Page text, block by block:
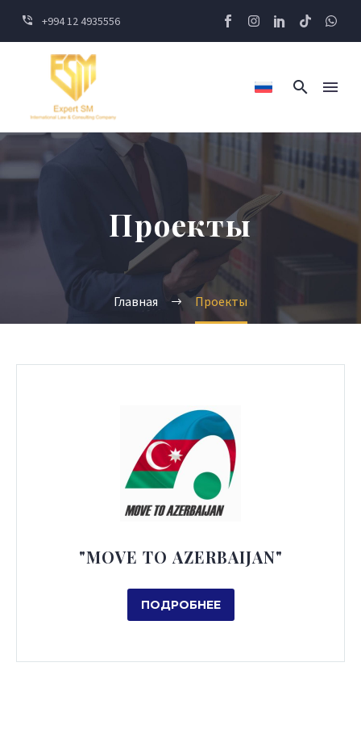
+994 12 4935556
Проекты
Главная Проекты
"MOVE TO AZERBAIJAN"
ПОДРОБНЕЕ